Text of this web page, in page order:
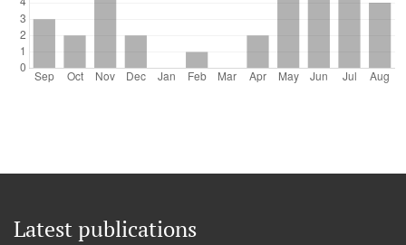
Latest publications